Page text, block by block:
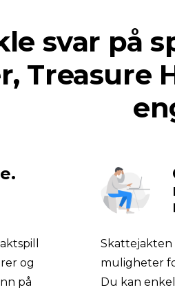
svar på
Treasure
og
på
Skattejakten
muligheter
Du kan